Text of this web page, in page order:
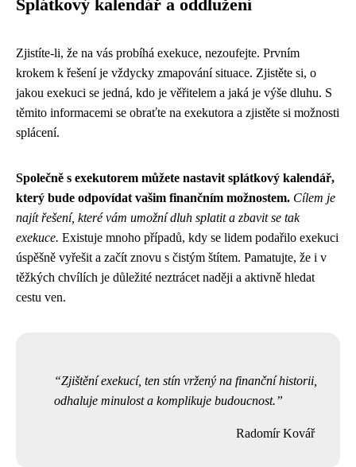
Splátkový kalendář a oddlužení
Zjistíte-li, že na vás probíhá exekuce, nezoufejte. Prvním
krokem k řešení je vždycky zmapování situace. Zjistěte si, o
jakou exekuci se jedná, kdo je věřitelem a jaká je výše dluhu. S
těmito informacemi se obraťte na exekutora a zjistěte si možnosti
splácení.
Společně s exekutorem můžete nastavit splátkový kalendář,
který bude odpovídat vašim finančním možnostem. Cílem je
najít řešení, které vám umožní dluh splatit a zbavit se tak
exekuce. Existuje mnoho případů, kdy se lidem podařilo exekuci
úspěšně vyřešit a začít znovu s čistým štítem. Pamatujte, že i v
těžkých chvílích je důležité neztrácet naději a aktivně hledat
cestu ven.
Zjištění exekucí, ten stín vržený na finanční historii,
odhaluje minulost a komplikuje budoucnost.
Radomír Kovář